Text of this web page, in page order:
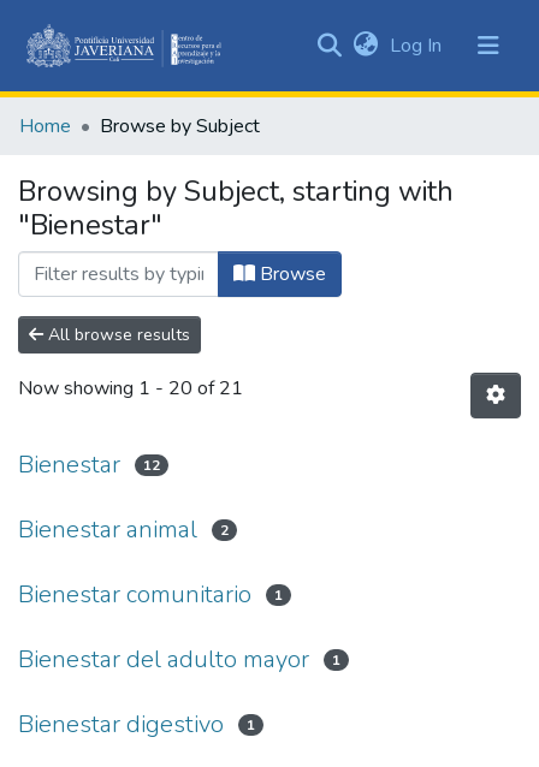
&
All of DSpace
Log In (current)
Home Browse by Subject
Browsing by Subject, starting with
"Bienestar"
Browse
All browse results
Now showing 1 - 20 of 21
Bienestar 12
Bienestar animal 2
Bienestar comunitario 1
Bienestar del adulto mayor 1
Bienestar digestivo 1